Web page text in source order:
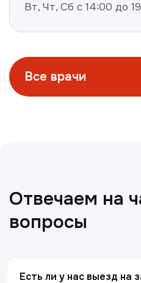
Есть ли у нас выезд на